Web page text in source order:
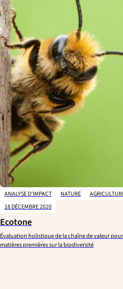
ANALYSE D'IMPACT NATURE
18 DÉCEMBRE 2020
Ecotone
Évaluation holistique de la chaîne de valeur
matières premières sur la biodiversité